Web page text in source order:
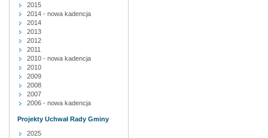
2015
2014 - nowa kadencja
2014
2013
2012
2011
2010 - nowa kadencja
2010
2009
2008
2007
2006 - nowa kadencja
Projekty Uchwał Rady Gminy
2025